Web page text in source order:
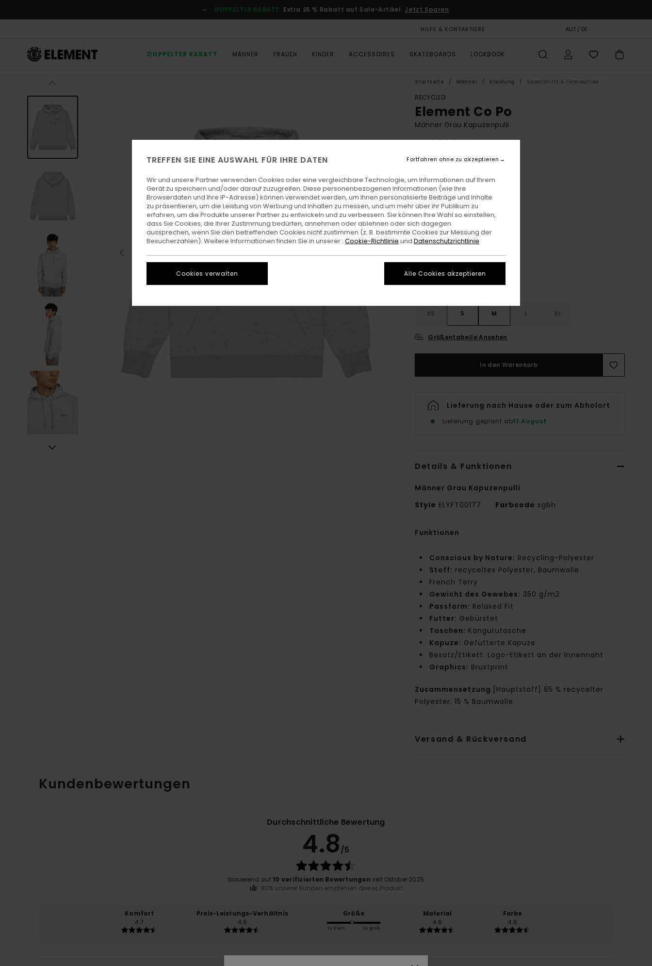
Produktinformation
DOPPELTER RABATT Extra 25 % Rabatt auf Sale-Artikel Jetzt Sparen
HILFE & KONTAKTIERE AUT / DE
DOPPELTER RABATT MÄNNER FRAUEN KINDER ACCESSOIRES SKATEBOARDS LOOKBOOK
Startseite Männer Kleidung Sweatshirts & Fleeceartikel
RECYCLED
Element Co Po
Männer Grau Kapuzenpulli
4.8
ECO-BONUS
€ 33,75
SALE
DOPPELTER RABATT EXTRA 25 %
Farbe Mid Grey Heather
XS S M L XL
Größentabelle Ansehen
In den Warenkorb
Lieferung nach Hause oder zum Abholort
Lieferung geplant ab11 August
Details & Funktionen
Männer Grau Kapuzenpulli
Style ELYFT00177 Farbcode sgbh
Funktionen
Conscious by Nature: Recycling-Polyester
Stoff: recyceltes Polyester, Baumwolle
French Terry
Gewicht des Gewebes: 350 g/m2
Passform: Relaxed Fit
Futter: Gebürstet
Taschen: Kängurutasche
Kapuze: Gefütterte Kapuze
Besatz/Etikett: Logo-Etikett an der Innennaht
Graphics: Brustprint
Zusammensetzung
[Hauptstoff] 85 % recycelter
Polyester, 15 % Baumwolle
Versand & Rückversand
Kundenbewertungen
Durchschnittliche Bewertung
4.8/5
basierend auf 10 verifizierten Bewertungen seit Oktober 2025
80% unserer Kunden empfehlen dieses Produkt
Komfort
4.7
Preis-Leistungs-Verhältnis
4.6
Größe
Zu klein Zu groß
Material
4.6
Farbe
4.8
TREFFEN SIE EINE AUSWAHL FÜR IHRE DATEN
Wir und unsere Partner verwenden Cookies oder eine vergleichbare Technologie, um Informationen auf Ihrem
Gerät zu speichern und/oder darauf zuzugreifen. Diese personenbezogenen Informationen (wie Ihre
Browserdaten und Ihre IP-Adresse) können verwendet werden, um Ihnen personalisierte Beiträge und Inhalte
zu präsentieren, um die Leistung von Werbung und Inhalten zu messen, und um mehr über ihr Publikum zu
erfahren, um die Produkte unserer Partner zu entwickeln und zu verbessern. Sie können Ihre Wahl so einstellen,
dass Sie Cookies, die Ihrer Zustimmung bedürfen, annehmen oder ablehnen oder sich dagegen
aussprechen, wenn Sie den betreffenden Cookies nicht zustimmen (z. B. bestimmte Cookies zur Messung der
Besucherzahlen). Weitere Informationen finden Sie in unserer : Cookie-Richtlinie und Datenschutzrichtlinie
Cookies verwalten
Fortfahren ohne zu akzeptieren
Alle Cookies akzeptieren